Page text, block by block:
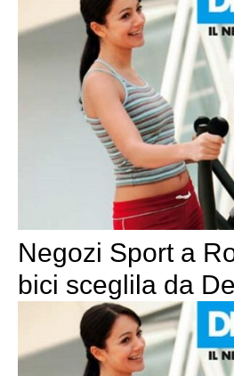
Negozi Sport a
bici sceglila da